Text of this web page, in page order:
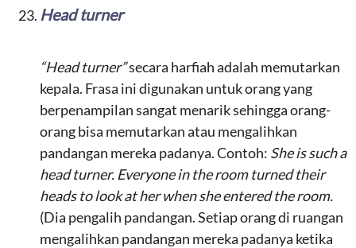
Head turner
“Head turner”secara harfiah adalah memutarkan
kepala. Frasa ini digunakan untuk orang yang
berpenampilan sangat menarik sehingga orang-
orang bisa memutarkan atau mengalihkan
pandangan mereka padanya. Contoh: She is such a
head turner. Everyone in the room turned their
heads to look at her when she entered the room.
(Dia pengalih pandangan. Setiap orang di ruangan
mengalihkan pandangan mereka padanya ketika